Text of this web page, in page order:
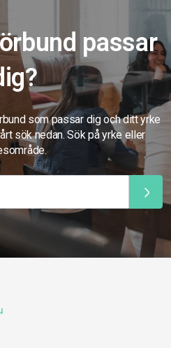
passar
som passar dig och ditt yrke
sök nedan. Sök på yrke eller